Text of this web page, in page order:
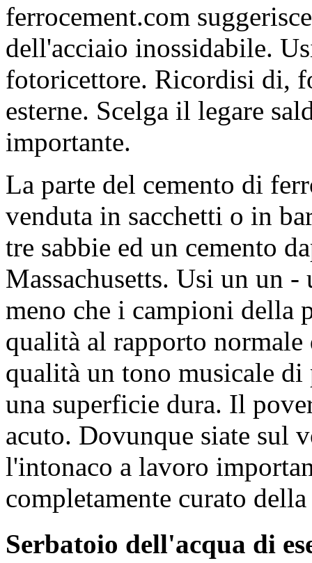
ferrocement.com
dell'acciaio inossidabile.
fotoricettore. Ricordisi di,
esterne. Scelga il legare
importante.
La parte del cemento di
venduta in sacchetti o in
tre sabbie ed un cemento
Massachusetts. Usi un un
meno che i campioni della
qualità al rapporto
qualità un tono musicale di
una superficie dura. Il
acuto. Dovunque siate sul
l'intonaco a lavoro
completamente curato
Serbatoio dell'acqua di